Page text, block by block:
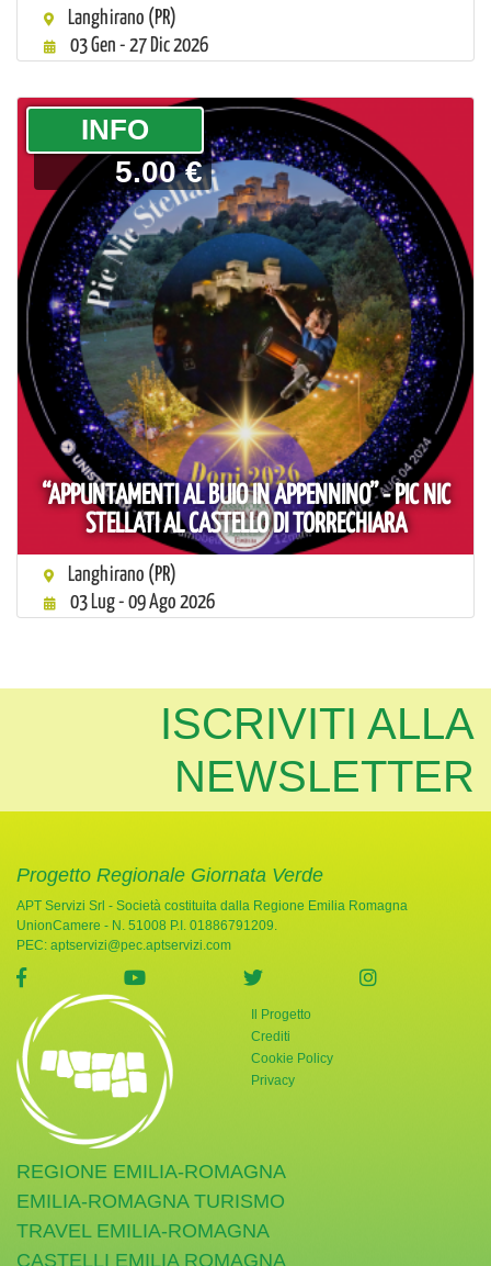
Langhirano (PR)
03 Gen - 27 Dic 2026
“APPUNTAMENTI AL BUIO IN APPENNINO” - PIC NIC
STELLATI AL CASTELLO DI TORRECHIARA
­INFO
5.00 €
Langhirano (PR)
03 Lug - 09 Ago 2026
ISCRIVITI ALLA
NEWSLETTER
Progetto Regionale Giornata Verde
APT Servizi Srl - Società costituita dalla Regione Emilia Romagna
UnionCamere - N. 51008 P.I. 01886791209.
PEC: aptservizi@pec.aptservizi.com
visita la pagina Facebook di Giornata Verde
visita la pagina YouTube di Giornata
visita la pagina Twitter di
visita la
Il Progetto
Crediti
Cookie Policy
Privacy
REGIONE EMILIA-ROMAGNA
EMILIA-ROMAGNA TURISMO
TRAVEL EMILIA-ROMAGNA
CASTELLI EMILIA ROMAGNA